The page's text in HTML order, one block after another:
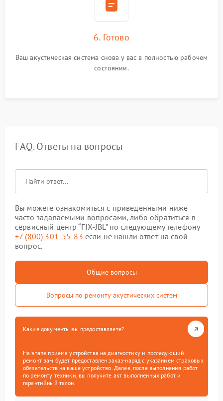
6. Готово
Ваш акустическая система снова у вас в полностью рабочем
состоянии.
FAQ. Ответы на вопросы
Вы можете ознакомиться с приведенными ниже
часто задаваемыми вопросами, либо обратиться в
сервисный центр “FIX-JBL” по следующему телефону
+7 (800) 301-55-83 если не нашли ответ на свой
вопрос.
Общие вопросы
Вопросы по ремонту акустических систем
Какие документы вы предоставляете?
На этапе приема устройства на диагностику и последующий
ремонт вам будет предоставлен заказ-наряд с указанием страховых
обязательств на ваше устройство. Далее, после выполнения работ
по ремонту техники, вы получите акт выполненных работ и
гарантийный талон.